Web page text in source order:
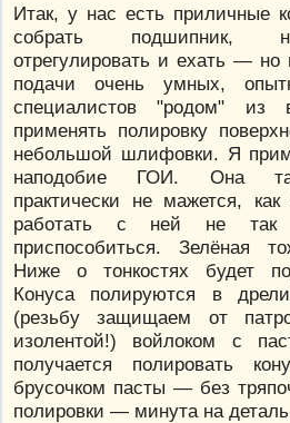
Итак, у нас есть приличные
собрать подшипник,
отрегулировать и ехать —
подачи очень умных,
специалистов "родом" из
применять полировку
небольшой шлифовки. Я
наподобие ГОИ. Она
практически не мажется,
работать с ней не так
приспособиться. Зелёная
Ниже о тонкостях будет
Конуса полируются в
(резьбу защищаем от
изолентой!) войлоком с
получается полировать
брусочком пасты — без
полировки — минута на деталь